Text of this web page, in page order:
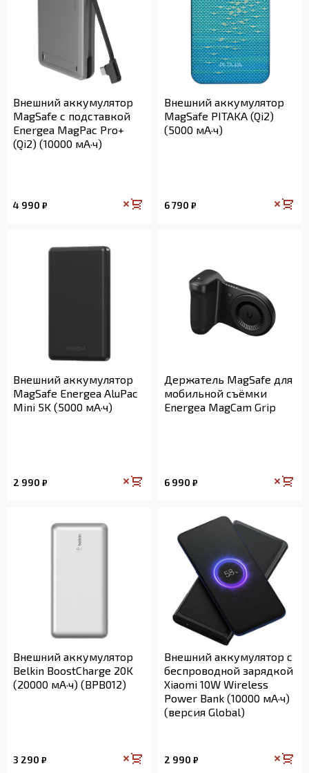
Внешний аккумулятор
MagSafe с подставкой
Energea MagPac Pro+
(Qi2) (10000 мА·ч)
4 990 ₽
Внешний аккумулятор
MagSafe PITAKA (Qi2)
(5000 мА·ч)
6 790 ₽
Внешний аккумулятор
MagSafe Energea AluPac
Mini 5K (5000 мА·ч)
2 990 ₽
Держатель MagSafe для
мобильной съёмки
Energea MagCam Grip
6 990 ₽
Внешний аккумулятор
Belkin BoostCharge 20K
(20000 мА·ч) (BPB012)
3 290 ₽
Внешний аккумулятор с
беспроводной зарядкой
Xiaomi 10W Wireless
Power Bank (10000 мА·ч)
(версия Global)
2 990 ₽